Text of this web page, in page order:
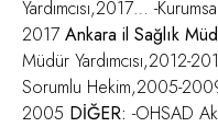
Yardımcısı,2017… -
2017 Ankara il Sağlık
Müdür Yardımcısı,2012-
Sorumlu Hekim,2005-
2005 DİĞER: -OHSAD